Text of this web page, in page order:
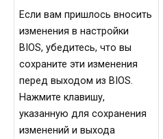
Если вам пришлось вносить
изменения в настройки
BIOS, убедитесь, что вы
сохраните эти изменения
перед выходом из BIOS.
Нажмите клавишу,
указанную для сохранения
изменений и выхода